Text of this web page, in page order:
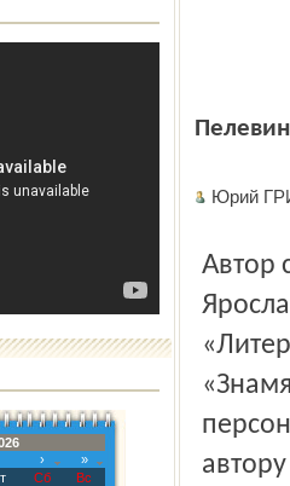
›
»
Сб
Вс
Юрий
Автор сам представил новое сочинение, изданное в